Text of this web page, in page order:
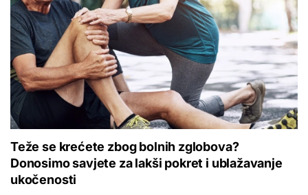
Teže se krećete zbog bolnih zglobova?
Donosimo savjete za lakši pokret i ublažavanje
ukočenosti